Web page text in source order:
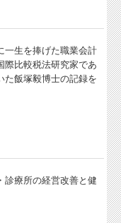
一生を捧げた職業会計
際比較税法研究家であ
た飯塚毅博士の記録を
診療所の経営改善と健